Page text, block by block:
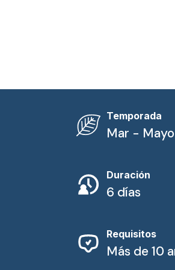
Temporada
Mar - Mayo
Duración
6 días
Requisitos
Más de 10